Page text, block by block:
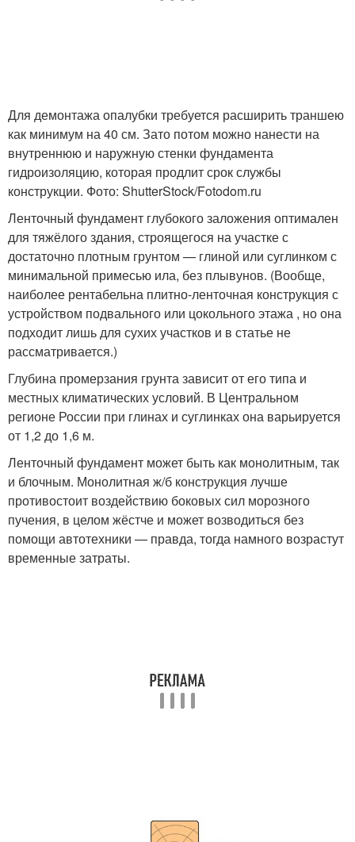
Для демонтажа опалубки требуется расширить траншею
как минимум на 40 см. Зато потом можно нанести на
внутреннюю и наружную стенки фундамента
гидроизоляцию, которая продлит срок службы
конструкции. Фото: ShutterStock/Fotodom.ru
Ленточный фундамент глубокого заложения оптимален
для тяжёлого здания, строящегося на участке с
достаточно плотным грунтом — глиной или суглинком с
минимальной примесью ила, без плывунов. (Вообще,
наиболее рентабельна плитно-ленточная конструкция с
устройством подвального или цокольного этажа , но она
подходит лишь для сухих участков и в статье не
рассматривается.)
Глубина промерзания грунта зависит от его типа и
местных климатических условий. В Центральном
регионе России при глинах и суглинках она варьируется
от 1,2 до 1,6 м.
Ленточный фундамент может быть как монолитным, так
и блочным. Монолитная ж/б конструкция лучше
противостоит воздействию боковых сил морозного
пучения, в целом жёстче и может возводиться без
помощи автотехники — правда, тогда намного возрастут
временные затраты.